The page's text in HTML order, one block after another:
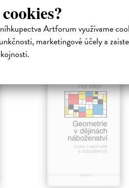
Artforum využívame
marketingové účely a
s podobným